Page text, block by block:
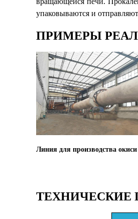
упаковываются и
ПРИМЕРЫ
ТЕХНИЧЕСКИЕ